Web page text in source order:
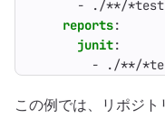
-
./**/
reports:
junit:
-
./**/
この例では、リポジ